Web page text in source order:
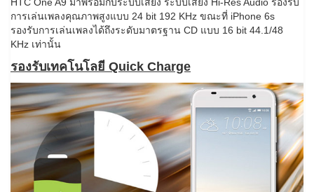
การเล่นเพลงคุณภาพสูงแบบ 24 bit 192 KHz ขณะที่ iPhone 6s
รองรับการเล่นเพลงได้ถึงระดับมาตรฐาน CD แบบ 16 bit 44.1/48
KHz เท่านั้น
รองรับเทคโนโลยี Quick Charge